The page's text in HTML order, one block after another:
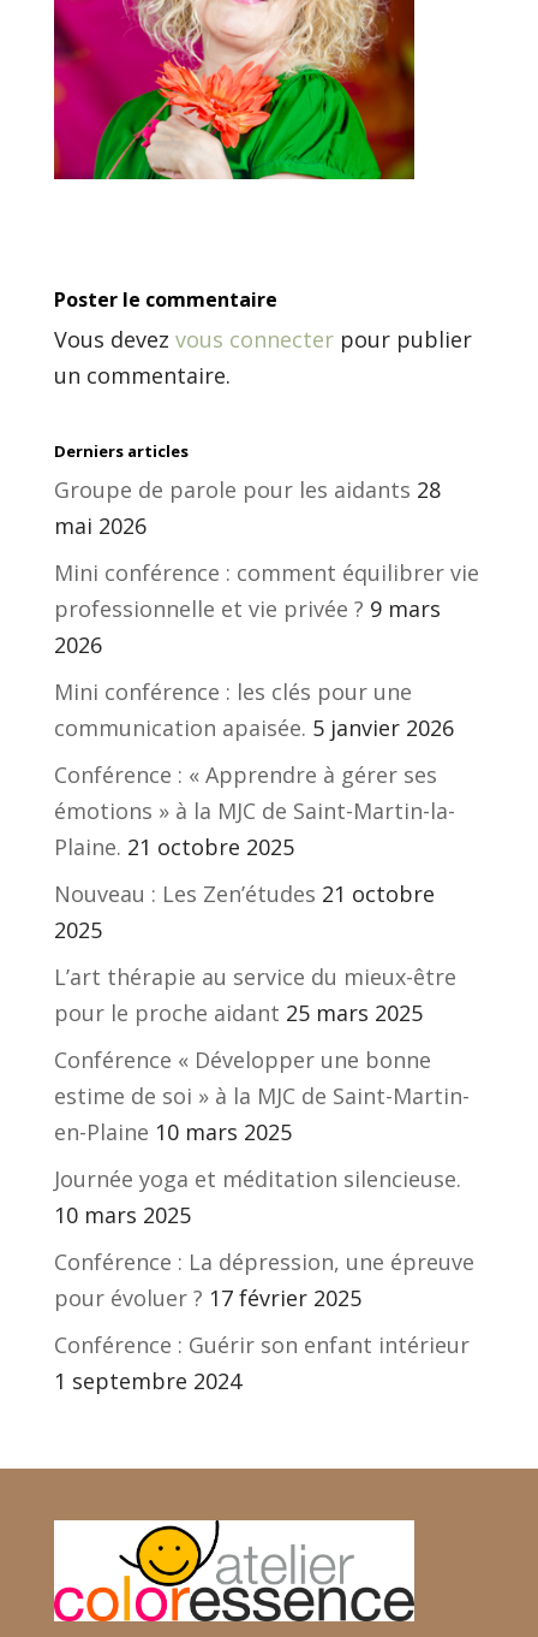
Poster le commentaire
Vous devez vous connecterpour publier
un commentaire.
Derniers articles
Groupe de parole pour les aidants 28
mai 2026
Mini conférence : comment équilibrer vie
professionnelle et vie privée ? 9 mars
2026
Mini conférence : les clés pour une
communication apaisée. 5 janvier 2026
Conférence : « Apprendre à gérer ses
émotions » à la MJC de Saint-Martin-la-
Plaine. 21 octobre 2025
Nouveau : Les Zen’études 21 octobre
2025
L’art thérapie au service du mieux-être
pour le proche aidant 25 mars 2025
Conférence « Développer une bonne
estime de soi » à la MJC de Saint-Martin-
en-Plaine 10 mars 2025
Journée yoga et méditation silencieuse.
10 mars 2025
Conférence : La dépression, une épreuve
pour évoluer ? 17 février 2025
Conférence : Guérir son enfant intérieur
1 septembre 2024